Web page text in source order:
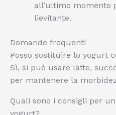
all’ultimo momento
lievitante.
Domande frequenti
Posso sostituire lo yogurt
Sì, si può usare latte,
per mantenere la
Quali sono i consigli per